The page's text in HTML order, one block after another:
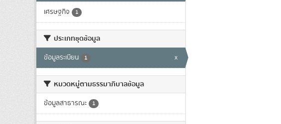
เศรษฐกิจ 1
ประเภทชุดข้อมูล
ข้อมูลระเบียน 1 x
หมวดหมู่ตามธรรมาภิบาลข้อมูล
ข้อมูลสาธารณะ 1